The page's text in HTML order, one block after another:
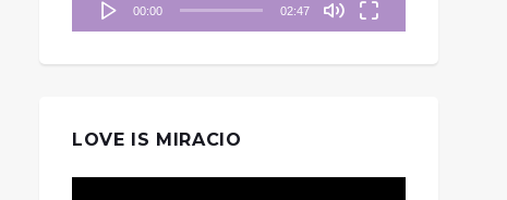
00:00 02:47
LOVE IS MIRACIO